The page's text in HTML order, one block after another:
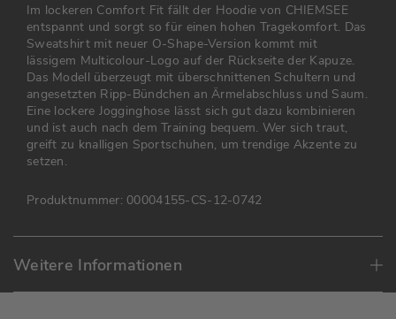
Im lockeren Comfort Fit fällt der Hoodie von CHIEMSEE
entspannt und sorgt so für einen hohen Tragekomfort. Das
Sweatshirt mit neuer O-Shape-Version kommt mit
lässigem Multicolour-Logo auf der Rückseite der Kapuze.
Das Modell überzeugt mit überschnittenen Schultern und
angesetzten Ripp-Bündchen an Ärmelabschluss und Saum.
Eine lockere Jogginghose lässt sich gut dazu kombinieren
und ist auch nach dem Training bequem. Wer sich traut,
greift zu knalligen Sportschuhen, um trendige Akzente zu
setzen.
Produktnummer: 00004155-CS-12-0742
Weitere Informationen